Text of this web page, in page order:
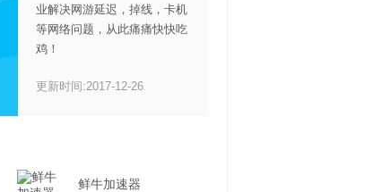
业解决网游延迟，掉线，卡机
等网络问题，从此痛痛快快吃
鸡！
更新时间:2017-12-26
鲜牛加速器